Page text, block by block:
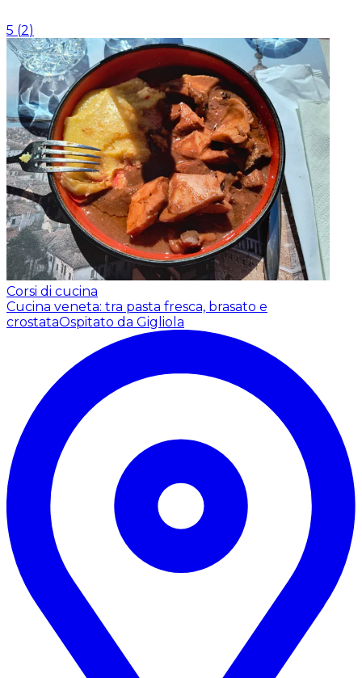
5 (2)
Corsi di cucina
Cucina veneta: tra pasta fresca, brasato e
crostataOspitato da Gigliola